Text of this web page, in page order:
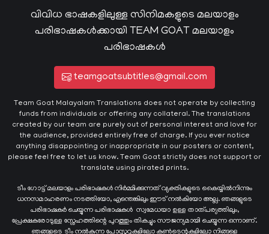
വിവിധ ഭാഷകളിലുള്ള സിനിമകളുടെ മലയാളം
പരിഭാഷകൾക്കായി TEAM GOAT മലയാളം
പരിഭാഷകൾ
teamgoatsubtitles@gmail.com
Team Goat Malayalam Translations does not operate by collecting
funds from individuals or offering any collateral. The translations
created by our team are purely out of personal interest and love for
the audience, provided entirely free of charge. If you ever notice
anything disappointing or inappropriate in our posters or content,
please feel free to let us know. Team Goat strictly does not support or
translate using pirated prints.
ടീം ഗോട്ട് മലയാളം പരിഭാഷകൾ നിർമ്മിക്കുന്നത് വ്യക്തികളുടെ കൈയ്യില്‍നിന്നും
ധനസമാഹരണം നടത്തിയോ, എന്തെങ്കിലും ഈട് നൽകിയോ അല്ല. ഞങ്ങളുടെ
പരിഭാഷകർ ചെയ്യുന്ന പരിഭാഷകള്‍ സ്വമേധയാ ഉള്ള താത്പര്യത്തിലും,
പ്രേക്ഷകരോടുള്ള സ്നേഹത്തിന്റെ പുറത്തും തികച്ചും സൗജന്യമായി ചെയ്യുന്ന ഒന്നാണ്.
ഞങ്ങളുടെ ടീം നൽകുന്ന പോസ്റ്ററുകളിലോ കൺടെന്റുകളിലോ നിങ്ങളെ